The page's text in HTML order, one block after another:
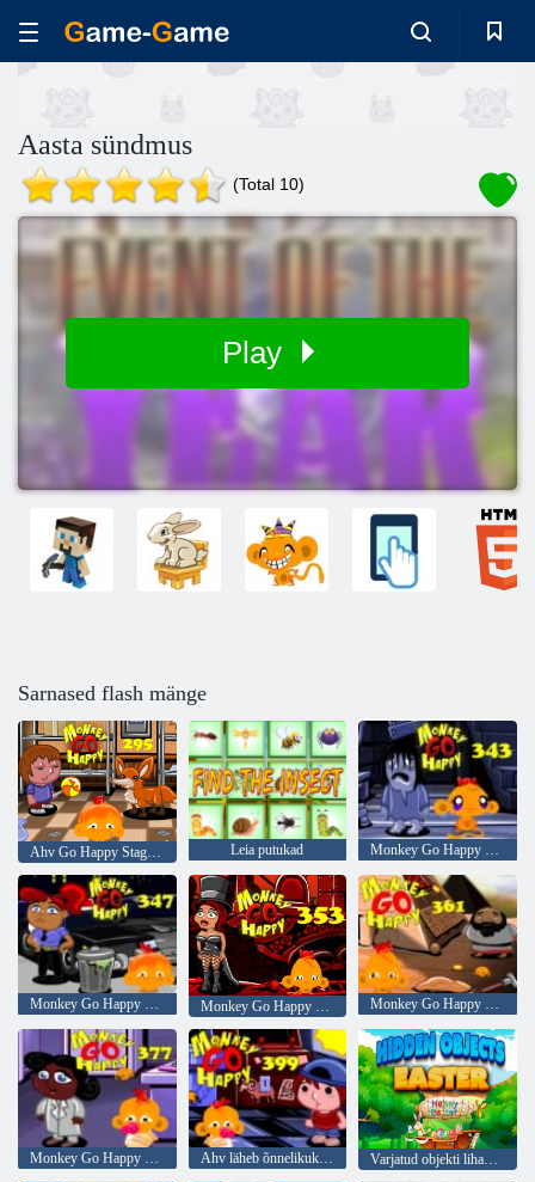
Aasta sündmus
(Total 10)
Play
Sarnased flash mänge
Ahv Go Happy Stage 295 Leia putukad Monkey Go Happy Stage 343,
Monkey Go Happy Stage 347 Monkey Go Happy Stage 361
Monkey Go Happy Stage 377 Ahv läheb õnnelikuks lava 399 Varjatud objekti lihavõtted